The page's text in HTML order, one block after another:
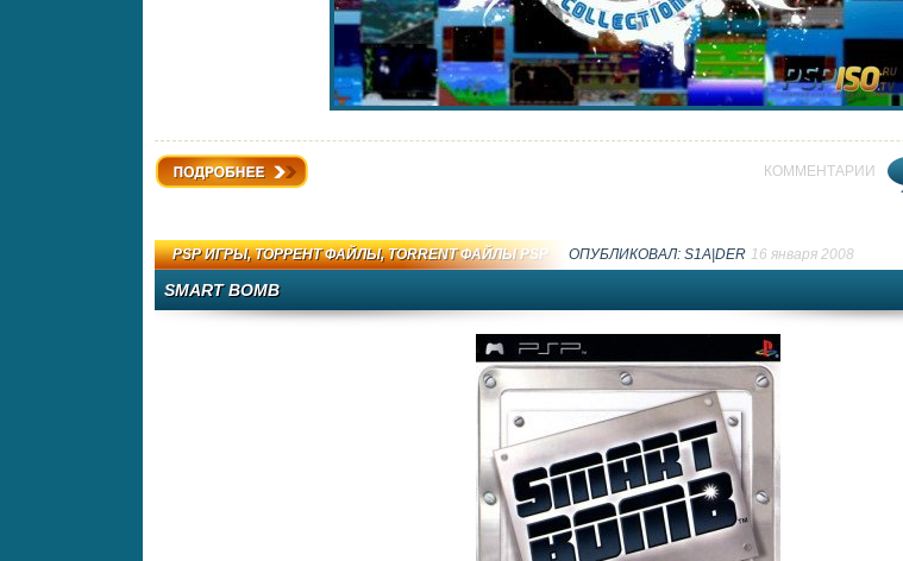
КОММЕНТАРИИ
PSP ИГРЫ,ТОРРЕНТ ФАЙЛЫ,TORRENT ФАЙЛЫ PSP ОПУБЛИКОВАЛ: S1A|DER 16 января 2008
SMART BOMB